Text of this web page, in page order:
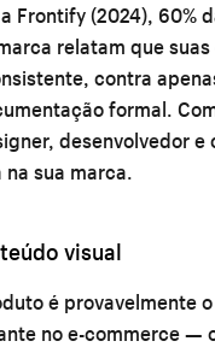
Frontify (2024), 60%
relatam que
contra
formal.
desenvolvedor e
sua marca.
visual
é provavelmente
no e-commerce —